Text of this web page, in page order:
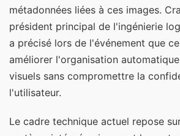
métadonnées liées à ces images.
président principal de l'ingénierie
a précisé lors de l'événement que
améliorer l'organisation
visuels sans compromettre la
l'utilisateur.
Le cadre technique actuel repose